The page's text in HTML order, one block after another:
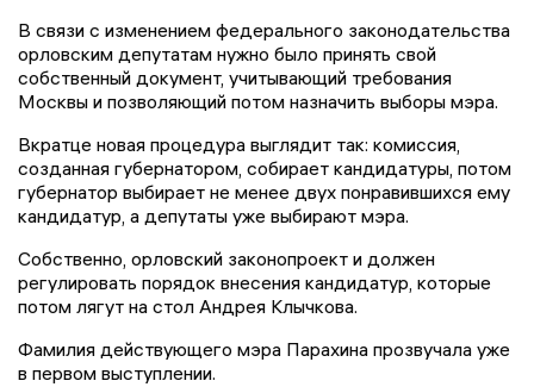
В связи с изменением федерального законодательства
орловским депутатам нужно было принять свой
собственный документ, учитывающий требования
Москвы и позволяющий потом назначить выборы мэра.
Вкратце новая процедура выглядит так: комиссия,
созданная губернатором, собирает кандидатуры, потом
губернатор выбирает не менее двух понравившихся ему
кандидатур, а депутаты уже выбирают мэра.
Собственно, орловский законопроект и должен
регулировать порядок внесения кандидатур, которые
потом лягут на стол Андрея Клычкова.
Фамилия действующего мэра Парахина прозвучала уже
в первом выступлении.